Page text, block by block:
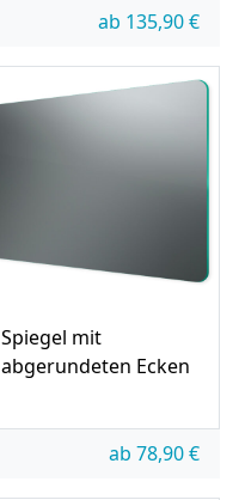
ab 135,90€
Spiegel mit
abgerundeten Ecken
ab 78,90€